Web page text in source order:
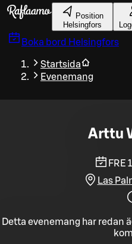
Gå till huvudinnehållet
Position
Helsingfors
Boka bord Helsingfors
Startsida
Evenemang
Arttu
FRE
Las
Detta evenemang har redan